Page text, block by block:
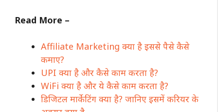
Read More –
Affiliate Marketing क्या है इससे पैसे कैसे
कमाए?
UPI क्या है और कैसे काम करता है?
WiFi क्या है और ये कैसे काम करता है?
डिजिटल मार्केटिंग क्या है? जानिए इसमें करियर के